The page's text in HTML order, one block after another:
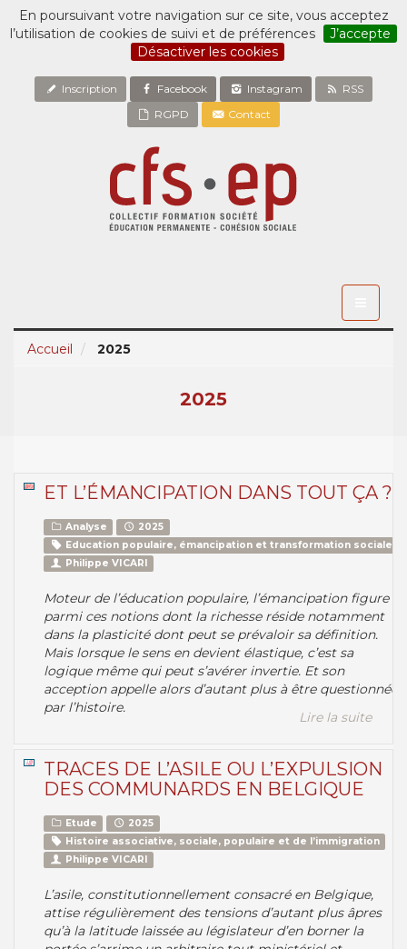
En poursuivant votre navigation sur ce site, vous acceptez
l’utilisation de cookies de suivi et de préférences
J’accepte
Désactiver les cookies
Inscription Facebook Instagram
RSS
RGPD
Contact
Accueil
2025
2025
ET L’ÉMANCIPATION DANS TOUT ÇA ?
Analyse
2025
Education populaire, émancipation et transformation sociale
Philippe VICARI
Moteur de l’éducation populaire, l’émancipation figure
parmi ces notions dont la richesse réside notamment
dans la plasticité dont peut se prévaloir sa définition.
Mais lorsque le sens en devient élastique, c’est sa
logique même qui peut s’avérer invertie. Et son
acception appelle alors d’autant plus à être questionnée
par l’histoire.
Lire la suite
TRACES DE L’ASILE OU L’EXPULSION
DES COMMUNARDS EN BELGIQUE
Etude
2025
Histoire associative, sociale, populaire et de l’immigration
Philippe VICARI
L’asile, constitutionnellement consacré en Belgique,
attise régulièrement des tensions d’autant plus âpres
qu’à la latitude laissée au législateur d’en borner la